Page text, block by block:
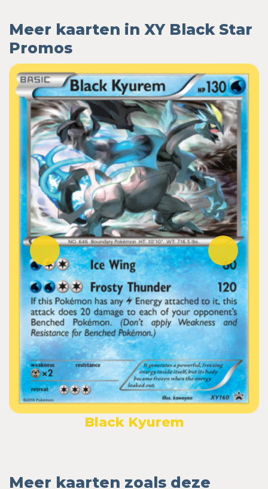
Meer kaarten in XY Black Star
Promos
Black Kyurem
Meer kaarten zoals deze